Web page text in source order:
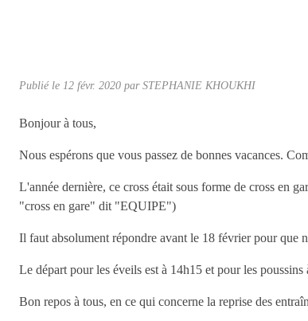
Publié le 12 févr. 2020 parSTEPHANIE KHOUKHI
Bonjour à tous,
Nous espérons que vous passez de bonnes vacances.
L'année dernière, ce cross était sous forme de cross en
"cross en gare" dit "EQUIPE")
Il faut absolument répondre avant le 18 février pour que
Le départ pour les éveils est à 14h15 et pour les
Bon repos à tous, en ce qui concerne la reprise des